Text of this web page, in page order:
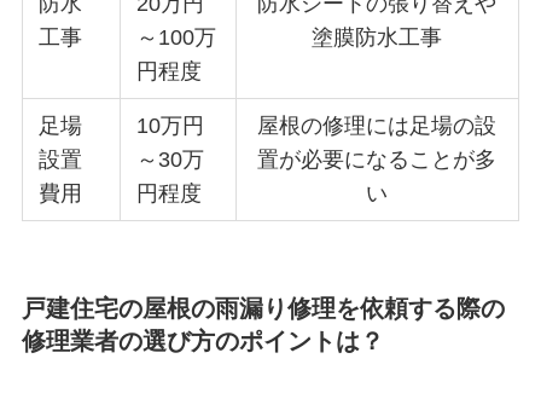
工事
～100万
円程度
塗膜防水工事
足場
設置
費用
10万円
～30万
円程度
屋根の修理には足場の設
置が必要になることが多
い
戸建住宅の屋根の雨漏り修理を依頼する際の
修理業者の選び方のポイントは？